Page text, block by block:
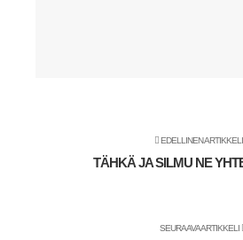
EDELLINEN ARTIKKELI
TÄHKÄ JA SILMU NE
SEURAAVA ARTIKKELI